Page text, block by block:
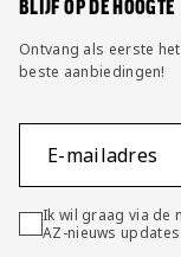
BLIJF OP DE HOOGTE
Ontvang als eerste
beste aanbiedingen!
E-mailadres
Ik wil graag via de
AZ-nieuws